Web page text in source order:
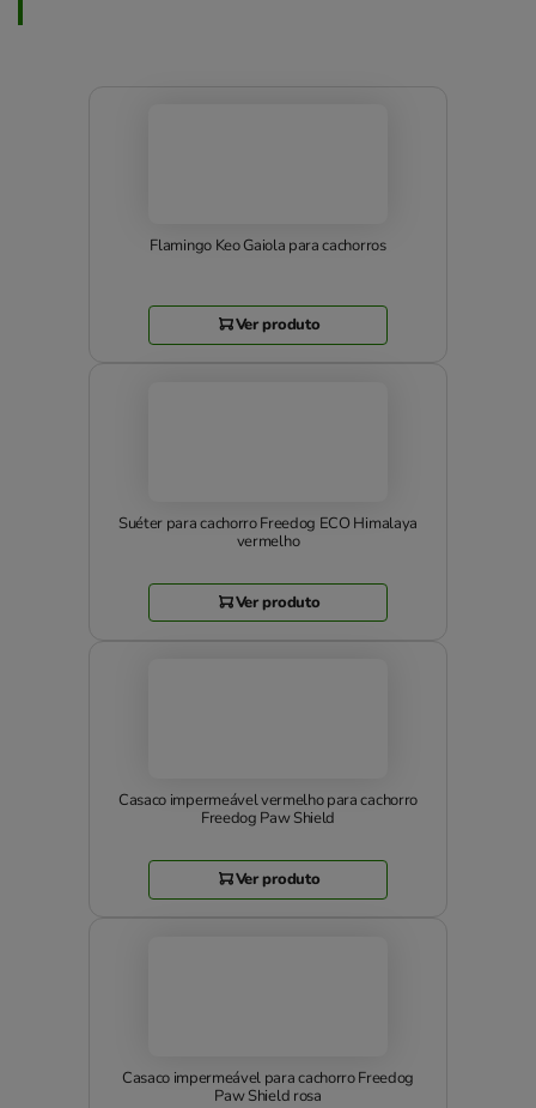
Flamingo Keo Gaiola para cachorros
Ver produto
Suéter para cachorro Freedog ECO Himalaya
vermelho
Ver produto
Casaco impermeável vermelho para cachorro
Freedog Paw Shield
Ver produto
Casaco impermeável para cachorro Freedog
Paw Shield rosa